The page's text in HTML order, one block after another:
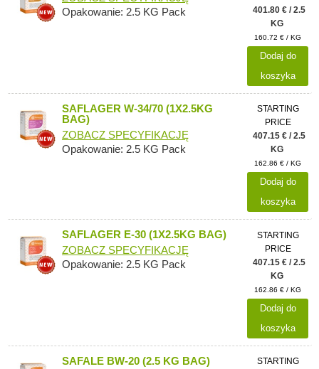
Opakowanie: 2.5 KG Pack
401.80 € / 2.5
KG
160.72 € / KG
Dodaj do
koszyka
SAFLAGER W-34/70 (1X2.5KG
BAG)
ZOBACZ SPECYFIKACJĘ
Opakowanie: 2.5 KG Pack
STARTING
PRICE
407.15 € / 2.5
KG
162.86 € / KG
Dodaj do
koszyka
SAFLAGER E-30 (1X2.5KG BAG)
ZOBACZ SPECYFIKACJĘ
Opakowanie: 2.5 KG Pack
STARTING
PRICE
407.15 € / 2.5
KG
162.86 € / KG
Dodaj do
koszyka
SAFALE BW-20 (2.5 KG BAG)
STARTING